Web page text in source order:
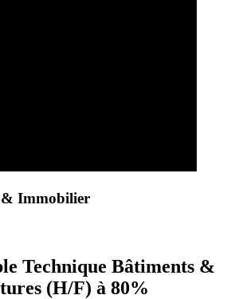
Immobilier
Technique Bâtiments &
(H/F) à 80%